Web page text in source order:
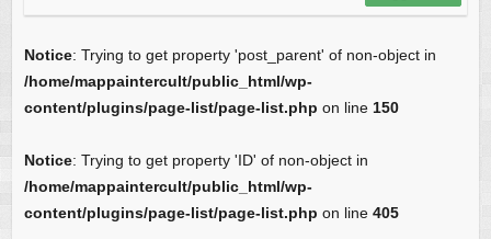
Notice: Trying to get property 'post_parent' of non-object in
/home/mappaintercult/public_html/wp-
content/plugins/page-list/page-list.php on line 150
Notice: Trying to get property 'ID' of non-object in
/home/mappaintercult/public_html/wp-
content/plugins/page-list/page-list.php on line 405